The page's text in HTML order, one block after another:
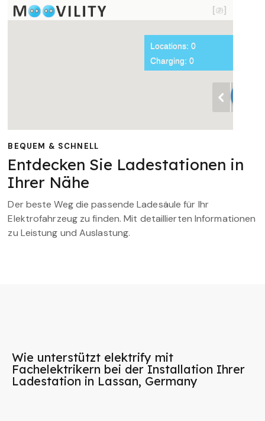
BEQUEM & SCHNELL
Entdecken Sie Ladestationen in
Ihrer Nähe
Der beste Weg die passende Ladesäule für Ihr
Elektrofahrzeug zu finden. Mit detaillierten Informationen
zu Leistung und Auslastung.
Wie unterstützt elektrify mit
Fachelektrikern bei der Installation Ihrer
Ladestation in Lassan, Germany